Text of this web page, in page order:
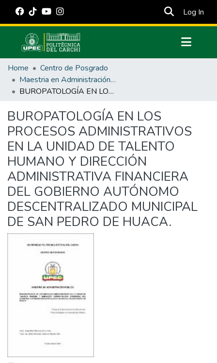
Log In
Communities & Collections
All of DSpace
Statistics
Estadísticas Externas
Manuales
Home
Centro de Posgrado
Maestria en Administración Pública
BUROPATOLOGÍA EN LOS PROCESOS ADMINISTRATIVOS EN LA UNIDAD DE TALENTO HUMANO Y DIRECCIÓN ADMINISTRATIVA FINANCIERA DEL GOBIERNO AUTÓNOMO DESCENTRALIZADO MUNICIPAL DE SAN PEDRO DE HUACA.
BUROPATOLOGÍA EN LOS
PROCESOS ADMINISTRATIVOS
EN LA UNIDAD DE TALENTO
HUMANO Y DIRECCIÓN
ADMINISTRATIVA FINANCIERA
DEL GOBIERNO AUTÓNOMO
DESCENTRALIZADO MUNICIPAL
DE SAN PEDRO DE HUACA.